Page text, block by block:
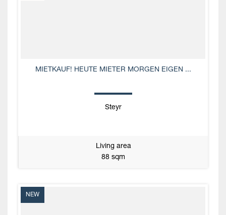
MIETKAUF! HEUTE MIETER MORGEN EIGEN ...
Steyr
Living area
88 sqm
NEW